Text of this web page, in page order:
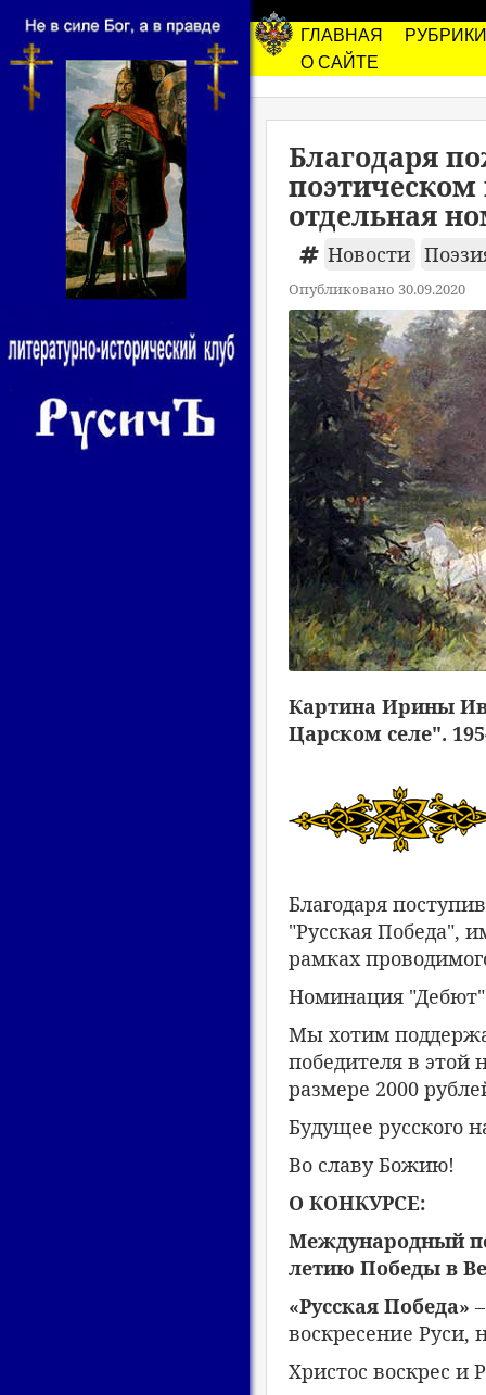
ГЛАВНАЯ
РУБРИКИ
О САЙТЕ
Благодаря
поэтическом
отдельная
Новости
Опубликовано 30.09.2020
Картина Ирины
Царском селе".
Благодаря
"Русская Победа",
рамках
Номинация
Мы хотим
победителя в
размере 2000
Будущее русского
Во славу Божию!
О КОНКУРСЕ:
Международный
летию Победы в
«Русская Победа»
воскресение Руси,
Христос воскрес и